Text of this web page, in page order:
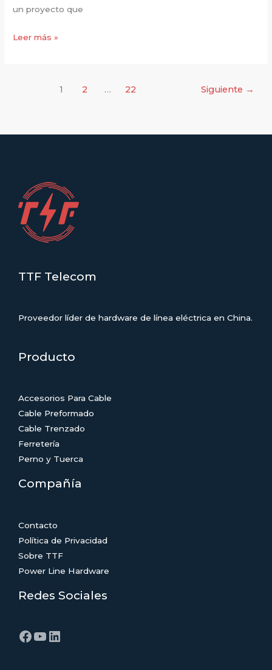
un proyecto que
Aisladores
de
Argentina
Leer más »
1 2 … 22 Siguiente →
TTF Telecom
Proveedor líder de hardware de línea eléctrica en China.
Producto
Accesorios Para Cable
Cable Preformado
Cable Trenzado
Ferretería
Perno y Tuerca
Compañía
Contacto
Política de Privacidad
Sobre TTF
Power Line Hardware
Redes Sociales
Facebook
YouTube
LinkedIn